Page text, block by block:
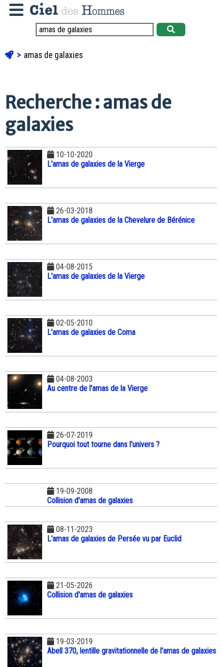
amas de galaxies
Recherche : amas de
galaxies
10-10-2020
L'amas de galaxies de la Vierge
26-03-2018
L'amas de galaxies de la Chevelure de Bérénice
04-08-2015
L'amas de galaxies de la Vierge
02-05-2010
L'amas de galaxies de Coma
04-08-2003
Au centre de l'amas de la Vierge
26-07-2019
Pourquoi tout tourne dans l'univers ?
19-09-2008
Collision d'amas de galaxies
08-11-2023
L'amas de galaxies de Persée vu par Euclid
21-05-2026
Collision d'amas de galaxies
19-03-2019
Abell 370, lentille gravitationnelle de l'amas de galaxies